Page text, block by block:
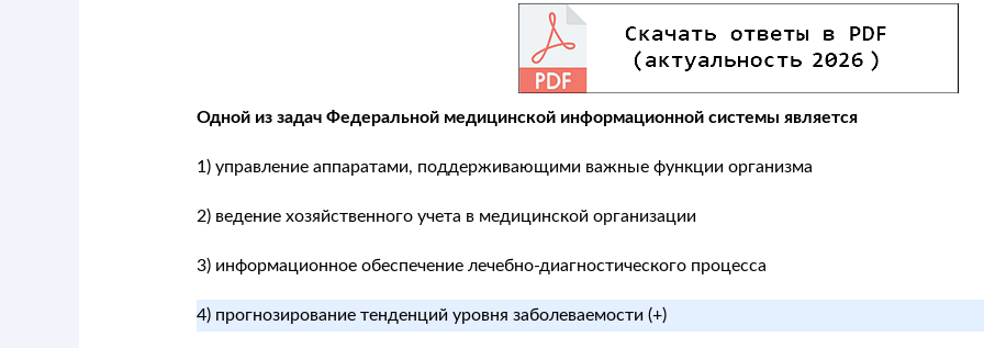
Одной из задач Федеральной медицинской информационной системы является
1) управление аппаратами, поддерживающими важные функции организма
2) ведение хозяйственного учета в медицинской организации
3) информационное обеспечение лечебно-диагностического процесса
4) прогнозирование тенденций уровня заболеваемости (+)